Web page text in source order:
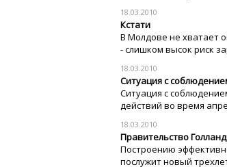
18.03.2010
Кстати
В Молдове не хватает
- слишком высок риск
18.03.2010
Ситуация с
Ситуация с
действий во время
18.03.2010
Правительство
Построению
послужит новый